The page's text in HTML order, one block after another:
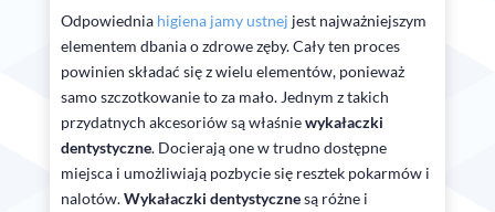
Odpowiednia higiena jamy ustnej jest najważniejszym
elementem dbania o zdrowe zęby. Cały ten proces
powinien składać się z wielu elementów, ponieważ
samo szczotkowanie to za mało. Jednym z takich
przydatnych akcesoriów są właśniewykałaczki
dentystyczne. Docierają one w trudno dostępne
miejsca i umożliwiają pozbycie się resztek pokarmów i
nalotów.Wykałaczki dentystycznesą różne i